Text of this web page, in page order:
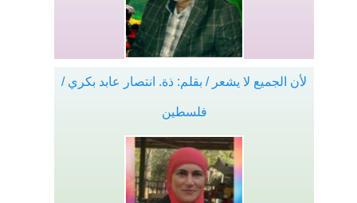
لأن الجميع لا يشعر / بقلم: ذة. انتصار عابد بكري /
فلسطين